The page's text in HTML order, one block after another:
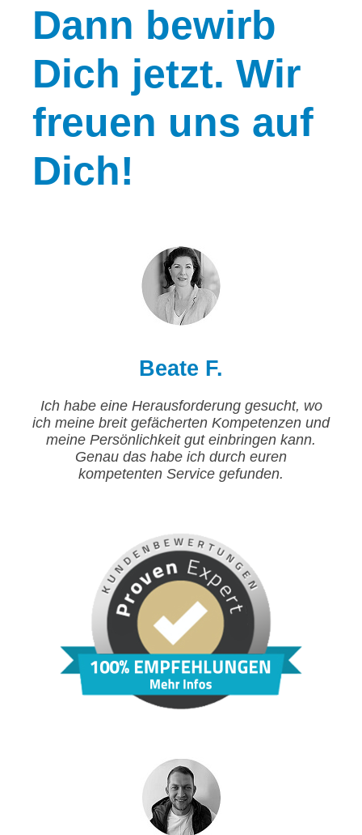
Dann bewirb
Dich jetzt. Wir
freuen uns auf
Dich!
Beate F.
Ich habe eine Herausforderung gesucht, wo
ich meine breit gefächerten Kompetenzen und
meine Persönlichkeit gut einbringen kann.
Genau das habe ich durch euren
kompetenten Service gefunden.